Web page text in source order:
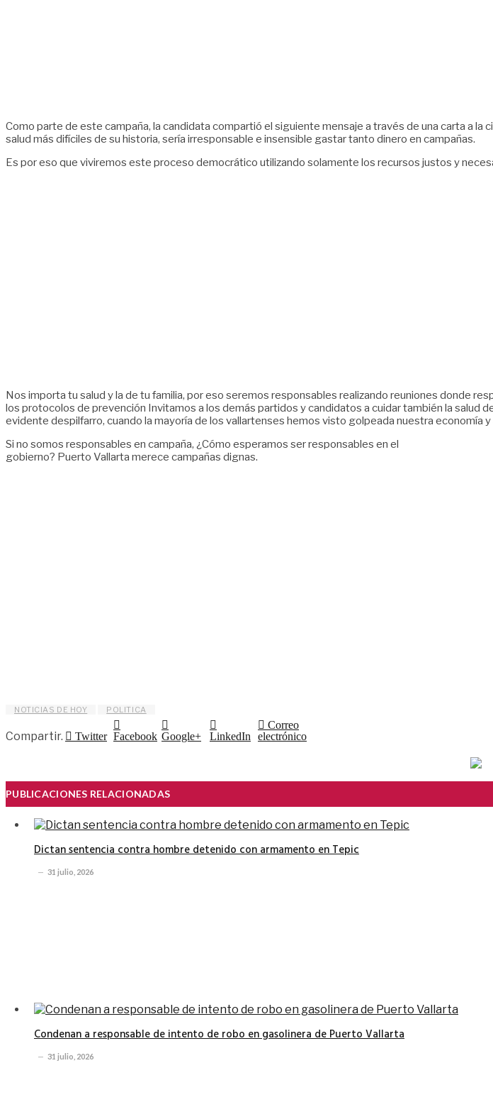
Como parte de este campaña, la candidata compartió el siguiente mensaje a través de una carta a
salud más difíciles de su historia, sería irresponsable e insensible gastar tanto dinero en campañas.
Es por eso que viviremos este proceso democrático utilizando solamente los recursos justos y
Nos importa tu salud y la de tu familia, por eso seremos responsables realizando reuniones donde
los protocolos de prevención Invitamos a los demás partidos y candidatos a cuidar también la
evidente despilfarro, cuando la mayoría de los vallartenses hemos visto golpeada nuestra economía y
Si no somos responsables en campaña, ¿Cómo esperamos ser responsables en el
gobierno? Puerto Vallarta merece campañas dignas.
NOTICIAS DE HOY POLITICA
Compartir. Twitter Facebook Google+ LinkedIn
Correo
electrónico
PUBLICACIONES RELACIONADAS
Dictan sentencia contra hombre detenido con armamento en Tepic
31 julio, 2026
Condenan a responsable de intento de robo en gasolinera de Puerto Vallarta
31 julio, 2026